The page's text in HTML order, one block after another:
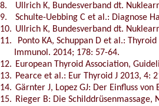
8.
Ullrich K, Bundesverband dt.
9.
Schulte-Uebbing C et al.: Diagnose
10. Ullrich K, Bundesverband dt.
11.
Ponto KA, Schuppan D et al.:
Immunol. 2014; 178: 57-64.
12. European Thyroid Association,
13. Pearce et al.: Eur Thyroid J 2013, 4:
14. Gärnter J, Lopez GJ: Der Einfluss
15. Rieger B: Die Schilddrüsenmassage,